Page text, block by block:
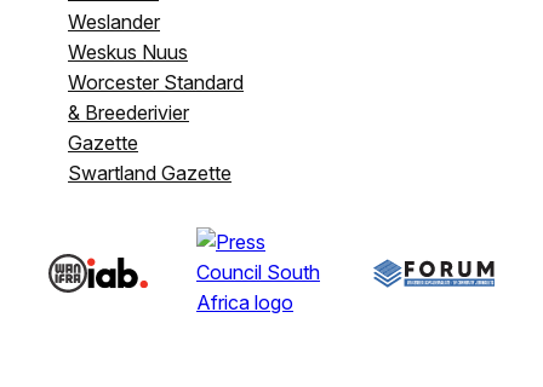
Weslander
Weskus Nuus
Worcester Standard
& Breederivier
Gazette
Swartland Gazette